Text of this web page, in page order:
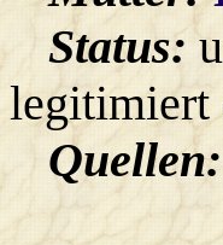
Status:
legitimiert